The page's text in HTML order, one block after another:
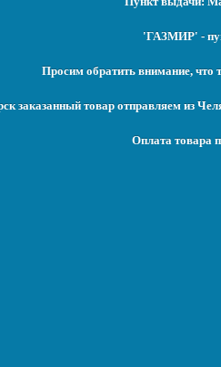
'ГАЗМИР' -
Просим обратить внимание, что
заказанный товар отправляем из
Оплата товара